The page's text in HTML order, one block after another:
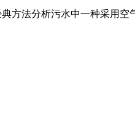
方法分析污水中一种采用